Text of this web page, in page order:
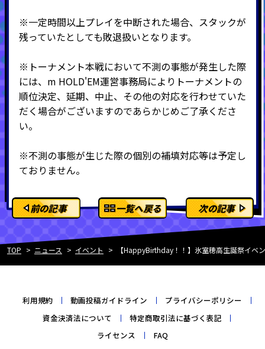
※一定時間以上プレイを中断された場合、スタックが
残っていたとしても敗退扱いとなります。
※トーナメント本戦において不測の事態が発生した際
には、m HOLD'EM運営事務局によりトーナメントの
順位決定、延期、中止、その他の対応を行わせていた
だく場合がございますのであらかじめご了承くださ
い。
※不測の事態が生じた際の個別の補填対応等は予定し
ておりません。
前の記事 一覧へ戻る 次の記事
TOP ニュース イベント 【HappyBirthday！！】氷室穂高生誕祭イベ
利用規約 動画投稿ガイドライン
プライバシーポリシー
資金決済法について
特定商取引法に基づく表記
ライセンス
FAQ